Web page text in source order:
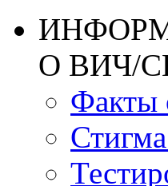
О ВИЧ/